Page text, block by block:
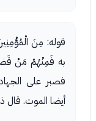
قوله: مِنَ
به فَمِنْهُمْ مَنْ
فصبر على
أيضا الموت. قال